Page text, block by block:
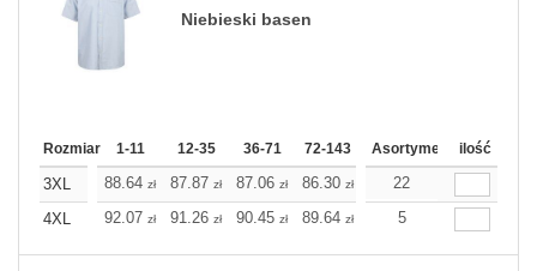
Niebieski basen
Rozmiar 1-11 12-35 36-71 72-143 144-287 288 Dodaj
Asortyment ilość
3XL 88.64 zł 87.87 zł 87.06 zł 86.30 zł 85.53
22
4XL
92.07 zł 91.26 zł 90.45 zł 89.64 zł 88.84
5